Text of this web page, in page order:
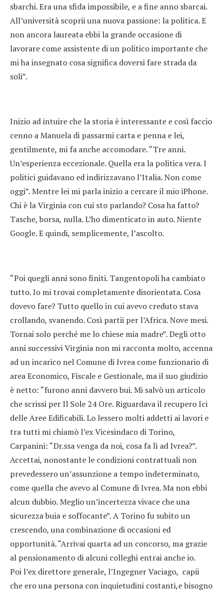
sbarchi. Era una sfida impossibile, e a fine anno sbarcai.
All’università scoprii una nuova passione: la politica. E
non ancora laureata ebbi la grande occasione di
lavorare come assistente di un politico importante che
mi ha insegnato cosa significa doversi fare strada da
soli”.
Inizio ad intuire che la storia è interessante e così faccio
cenno a Manuela di passarmi carta e penna e lei,
gentilmente, mi fa anche accomodare. “Tre anni.
Un’esperienza eccezionale. Quella era la politica vera. I
politici guidavano ed indirizzavano l’Italia. Non come
oggi”. Mentre lei mi parla inizio a cercare il mio iPhone.
Chi è la Virginia con cui sto parlando? Cosa ha fatto?
Tasche, borsa, nulla. L’ho dimenticato in auto. Niente
Google. E quindi, semplicemente, l’ascolto.
“Poi quegli anni sono finiti. Tangentopoli ha cambiato
tutto. Io mi trovai completamente disorientata. Cosa
dovevo fare? Tutto quello in cui avevo creduto stava
crollando, svanendo. Così partii per l’Africa. Nove mesi.
Tornai solo perché me lo chiese mia madre”. Degli otto
anni successivi Virginia non mi racconta molto, accenna
ad un incarico nel Comune di Ivrea come funzionario di
area Economico, Fiscale e Gestionale, ma il suo giudizio
è netto: “furono anni davvero bui. Mi salvò un articolo
che scrissi per Il Sole 24 Ore. Riguardava il recupero Ici
delle Aree Edificabili. Lo lessero molti addetti ai lavori e
tra tutti mi chiamò l’ex Vicesindaco di Torino,
Carpanini: “Dr.ssa venga da noi, cosa fa lì ad Ivrea?”.
Accettai, nonostante le condizioni contrattuali non
prevedessero un’assunzione a tempo indeterminato,
come quella che avevo al Comune di Ivrea. Ma non ebbi
alcun dubbio. Meglio un’incertezza vivace che una
sicurezza buia e soffocante”. A Torino fu subito un
crescendo, una combinazione di occasioni ed
opportunità. “Arrivai quarta ad un concorso, ma grazie
al pensionamento di alcuni colleghi entrai anche io.
Poi l’ex direttore generale, l’Ingegner Vaciago, capii
che ero una persona con inquietudini costanti,e bisogno